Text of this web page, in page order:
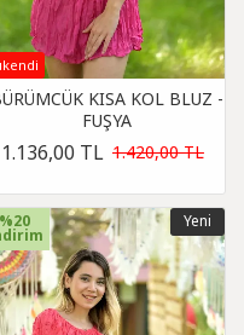
KISA KOL BLUZ -
FUŞYA
1.136,00 TL 1.420,00 TL
Yeni
%20